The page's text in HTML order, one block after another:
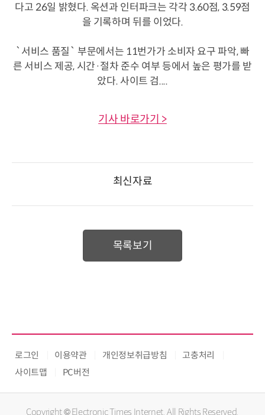
다고 26일 밝혔다. 옥션과 인터파크는 각각 3.60점, 3.59점
을 기록하며 뒤를 이었다.
`서비스 품질` 부문에서는 11번가가 소비자 요구 파악, 빠
른 서비스 제공, 시간·절차 준수 여부 등에서 높은 평가를 받
았다. 사이트 검....
기사 바로가기 >
최신자료
목록보기
로그인 이용약관 개인정보취급방침
고충처리
사이트맵
PC버전
Copyright © Electronic Times Internet. All Rights Reserved.